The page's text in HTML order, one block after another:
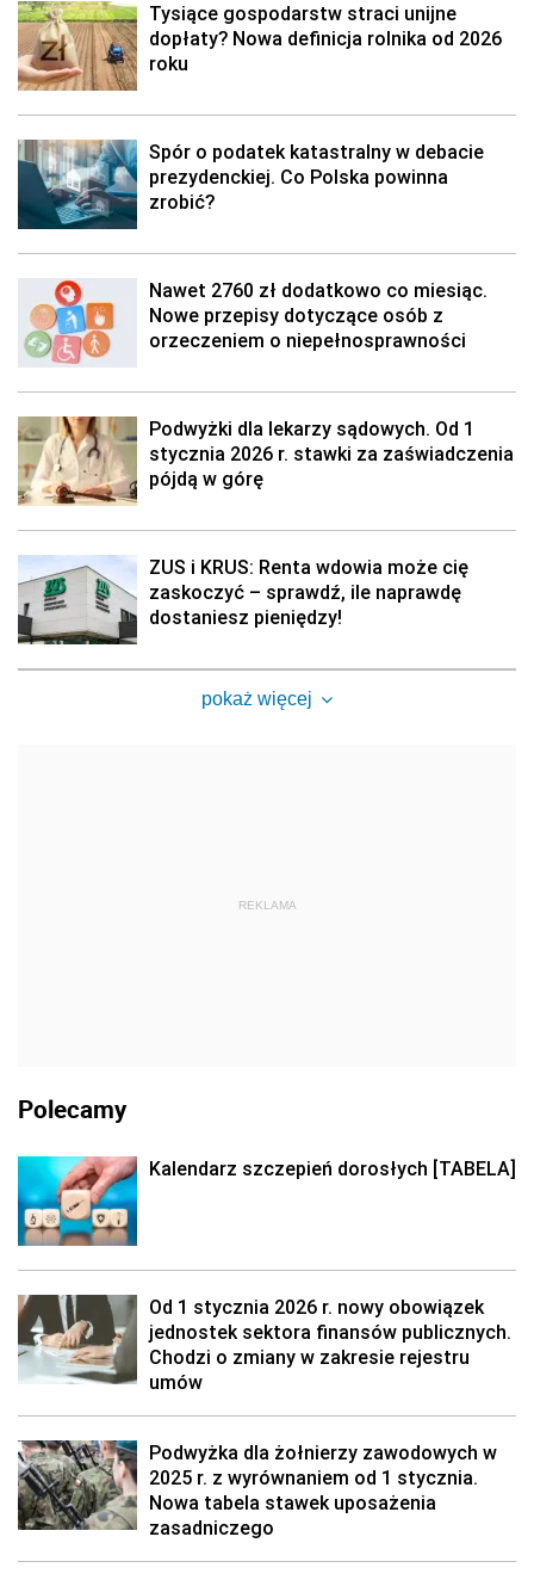
Tysiące gospodarstw straci unijne
dopłaty? Nowa definicja rolnika od 2026
roku
Spór o podatek katastralny w debacie
prezydenckiej. Co Polska powinna
zrobić?
Nawet 2760 zł dodatkowo co miesiąc.
Nowe przepisy dotyczące osób z
orzeczeniem o niepełnosprawności
Podwyżki dla lekarzy sądowych. Od 1
stycznia 2026 r. stawki za zaświadczenia
pójdą w górę
ZUS i KRUS: Renta wdowia może cię
zaskoczyć – sprawdź, ile naprawdę
dostaniesz pieniędzy!
pokaż więcej
REKLAMA
Polecamy
Kalendarz szczepień dorosłych [TABELA]
Od 1 stycznia 2026 r. nowy obowiązek
jednostek sektora finansów publicznych.
Chodzi o zmiany w zakresie rejestru
umów
Podwyżka dla żołnierzy zawodowych w
2025 r. z wyrównaniem od 1 stycznia.
Nowa tabela stawek uposażenia
zasadniczego